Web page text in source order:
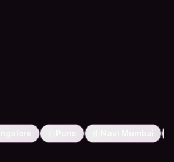
Pune Navi Mumbai